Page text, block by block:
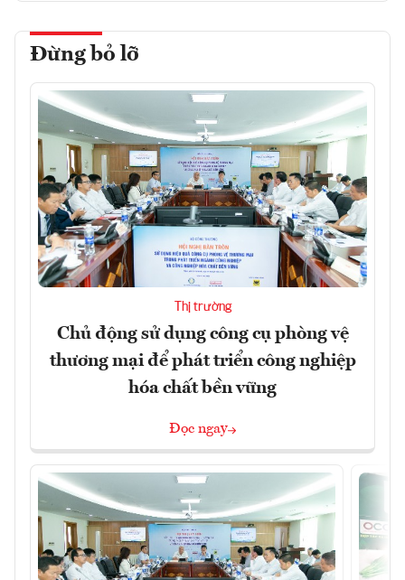
Đừng bỏ lỡ
Thị trường
Chủ động sử dụng công cụ phòng vệ
thương mại để phát triển công nghiệp
hóa chất bền vững
Đọc ngay